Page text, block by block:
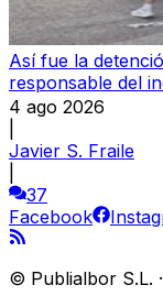
Así fue la
responsable del
4 ago 2026
Javier S. Fraile
37
Facebook
© Publialbor S.L. ·